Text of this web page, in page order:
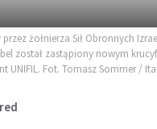
żołnierza Sił Obronnych
został zastąpiony nowym
UNIFIL. Fot. Tomasz Sommer /